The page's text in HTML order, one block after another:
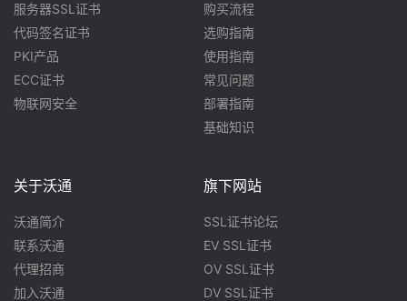
服务器SSL证书
代码签名证书
PKI产品
ECC证书
物联网安全
购买流程
选购指南
使用指南
常见问题
部署指南
基础知识
关于沃通
沃通简介
联系沃通
代理招商
加入沃通
旗下网站
SSL证书论坛
EV SSL证书
OV SSL证书
DV SSL证书